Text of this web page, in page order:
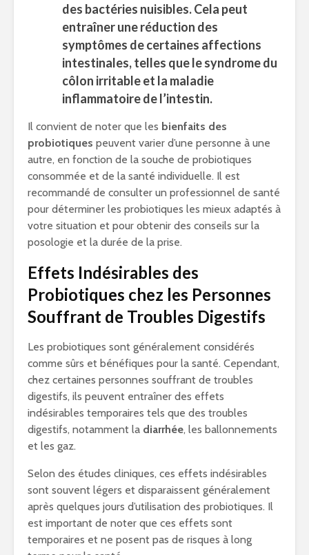
des bactéries nuisibles. Cela peut
entraîner une réduction des
symptômes de certaines affections
intestinales, telles que le syndrome du
côlon irritable et la maladie
inflammatoire de l’intestin.
Il convient de noter que les bienfaits des
probiotiques peuvent varier d’une personne à une
autre, en fonction de la souche de probiotiques
consommée et de la santé individuelle. Il est
recommandé de consulter un professionnel de santé
pour déterminer les probiotiques les mieux adaptés à
votre situation et pour obtenir des conseils sur la
posologie et la durée de la prise.
Effets Indésirables des
Probiotiques chez les Personnes
Souffrant de Troubles Digestifs
Les probiotiques sont généralement considérés
comme sûrs et bénéfiques pour la santé. Cependant,
chez certaines personnes souffrant de troubles
digestifs, ils peuvent entraîner des effets
indésirables temporaires tels que des troubles
digestifs, notamment la diarrhée, les ballonnements
et les gaz.
Selon des études cliniques, ces effets indésirables
sont souvent légers et disparaissent généralement
après quelques jours d’utilisation des probiotiques. Il
est important de noter que ces effets sont
temporaires et ne posent pas de risques à long